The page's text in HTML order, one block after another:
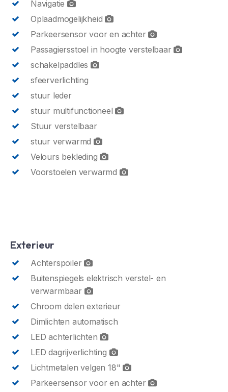
Navigatie
Oplaadmogelijkheid
Parkeersensor voor en achter
Passagiersstoel in hoogte verstelbaar
schakelpaddles
sfeerverlichting
stuur leder
stuur multifunctioneel
Stuur verstelbaar
stuur verwarmd
Velours bekleding
Voorstoelen verwarmd
Exterieur
Achterspoiler
Buitenspiegels elektrisch verstel- en
verwarmbaar
Chroom delen exterieur
Dimlichten automatisch
LED achterlichten
LED dagrijverlichting
Lichtmetalen velgen 18"
Parkeersensor voor en achter